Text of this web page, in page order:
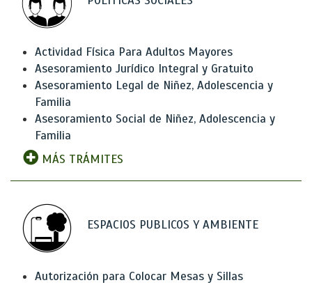
Actividad Física Para Adultos Mayores
Asesoramiento Jurídico Integral y Gratuito
Asesoramiento Legal de Niñez, Adolescencia y
Familia
Asesoramiento Social de Niñez, Adolescencia y
Familia
MÁS TRÁMITES
ESPACIOS PUBLICOS Y AMBIENTE
Autorización para Colocar Mesas y Sillas